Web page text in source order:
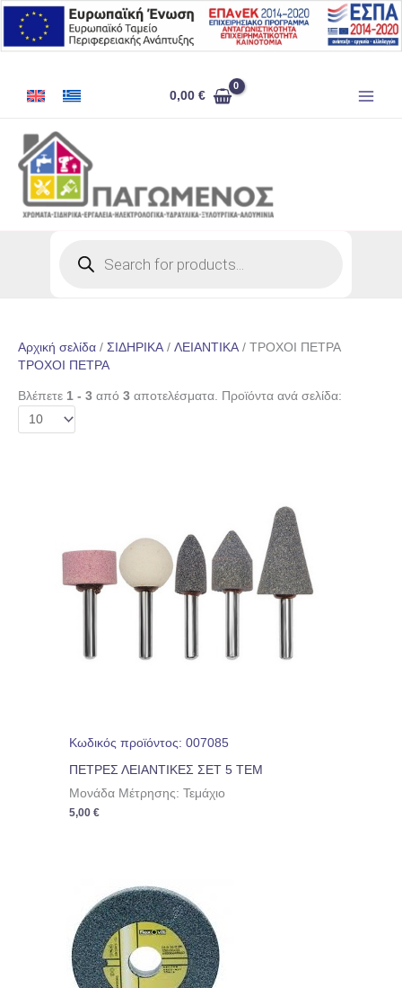
Μετάβαση
στο
περιεχόμενο
0,00€
Αρχική σελίδα / ΣΙΔΗΡΙΚΑ/ ΛΕΙΑΝΤΙΚΑ/ ΤΡΟΧΟΙ ΠΕΤΡΑ
ΤΡΟΧΟΙ ΠΕΤΡΑ
Βλέπετε 1 - 3 από 3 αποτελέσματα. Προϊόντα ανά σελίδα:
Κωδικός προϊόντος: 007085
ΠΕΤΡΕΣ ΛΕΙΑΝΤΙΚΕΣ ΣΕΤ 5 ΤΕΜ
Μονάδα Μέτρησης: Τεμάχιο
5,00€